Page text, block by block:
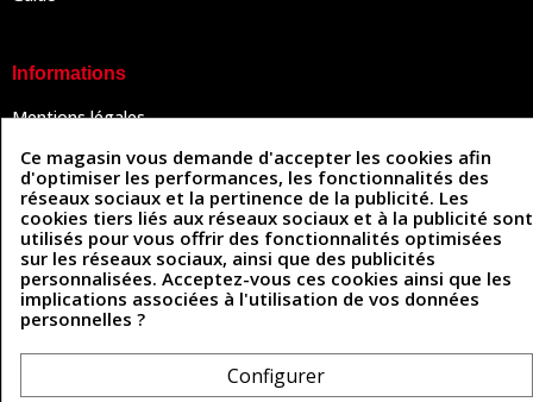
Informations
Mentions légales
Politique de confidentialité
Politique des cookies
Contactez-nous
Coordonnées
493 Chemin de Catougnac
contact@cuirenstock.com
Ce magasin vous demande d'accepter les cookies afin
d'optimiser les performances, les fonctionnalités des
réseaux sociaux et la pertinence de la publicité. Les
cookies tiers liés aux réseaux sociaux et à la publicité sont
utilisés pour vous offrir des fonctionnalités optimisées
sur les réseaux sociaux, ainsi que des publicités
personnalisées. Acceptez-vous ces cookies ainsi que les
implications associées à l'utilisation de vos données
personnelles ?
Configurer